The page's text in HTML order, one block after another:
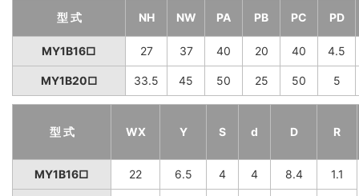
型 式 NH NW PA PB PC PD
MY1B16□ 27 37 40 20 40 4.5
MY1B20□ 33.5 45 50 25 50 5
型 式 WX Y S d D R
MY1B16□ 22 6.5 4 4 8.4 1.1